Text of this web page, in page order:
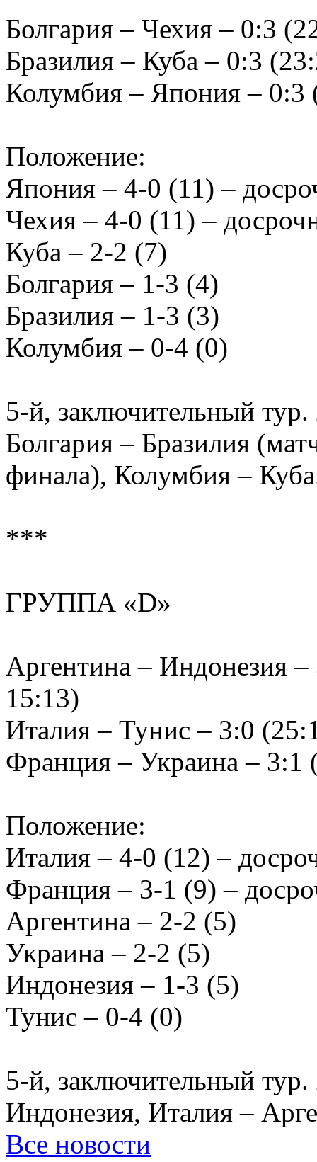
Болгария – Чехия – 0:3
Бразилия – Куба – 0:3
Колумбия – Япония – 0:3
Положение:
Япония – 4-0 (11) –
Чехия – 4-0 (11) –
Куба – 2-2 (7)
Болгария – 1-3 (4)
Бразилия – 1-3 (3)
Колумбия – 0-4 (0)
5-й, заключительный
Болгария – Бразилия
финала), Колумбия –
***
ГРУППА «D»
Аргентина – Индонезия
15:13)
Италия – Тунис – 3:0
Франция – Украина – 3:1
Положение:
Италия – 4-0 (12) –
Франция – 3-1 (9) –
Аргентина – 2-2 (5)
Украина – 2-2 (5)
Индонезия – 1-3 (5)
Тунис – 0-4 (0)
5-й, заключительный
Индонезия, Италия –
Все новости